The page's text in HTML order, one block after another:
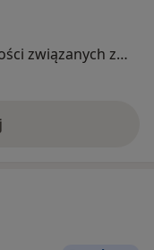
związanych z
w celu
dlatego do
podejść